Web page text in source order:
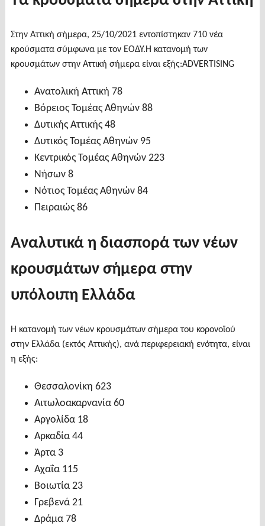
Στην Αττική σήμερα, 25/10/2021 εντοπίστηκαν 710 νέα
κρούσματα σύμφωνα με τον ΕΟΔΥ.Η κατανομή των
κρουσμάτων στην Αττική σήμερα είναι εξής:ADVERTISING
Ανατολική Αττική 78
Βόρειος Τομέας Αθηνών 88
Δυτικής Αττικής 48
Δυτικός Τομέας Αθηνών 95
Κεντρικός Τομέας Αθηνών 223
Νήσων 8
Νότιος Τομέας Αθηνών 84
Πειραιώς 86
Αναλυτικά η διασπορά των νέων
κρουσμάτων σήμερα στην
υπόλοιπη Ελλάδα
Η κατανομή των νέων κρουσμάτων σήμερα του κορονοϊού
στην Ελλάδα (εκτός Αττικής), ανά περιφερειακή ενότητα, είναι
η εξής:
Θεσσαλονίκη 623
Αιτωλοακαρνανία 60
Αργολίδα 18
Αρκαδία 44
Άρτα 3
Αχαΐα 115
Βοιωτία 23
Γρεβενά 21
Δράμα 78